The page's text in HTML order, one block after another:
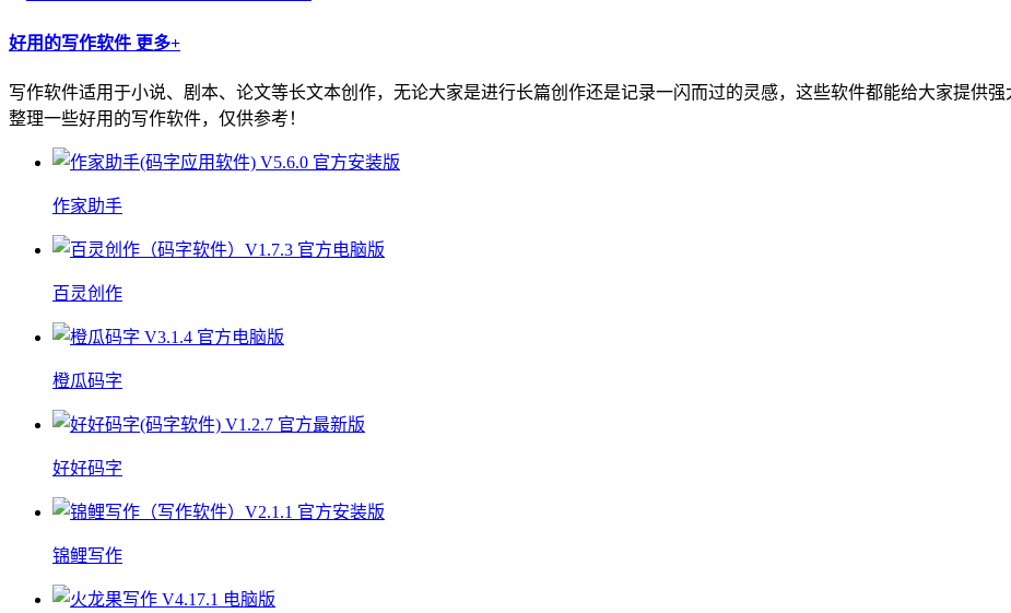
好用的写作软件 更多+
写作软件适用于小说、剧本、论文等长文本创作，无论大家是进行长篇创作还是记录一闪而过的灵感，这些软件都能给大家提供
整理一些好用的写作软件，仅供参考！
作家助手
百灵创作
橙瓜码字
好好码字
锦鲤写作